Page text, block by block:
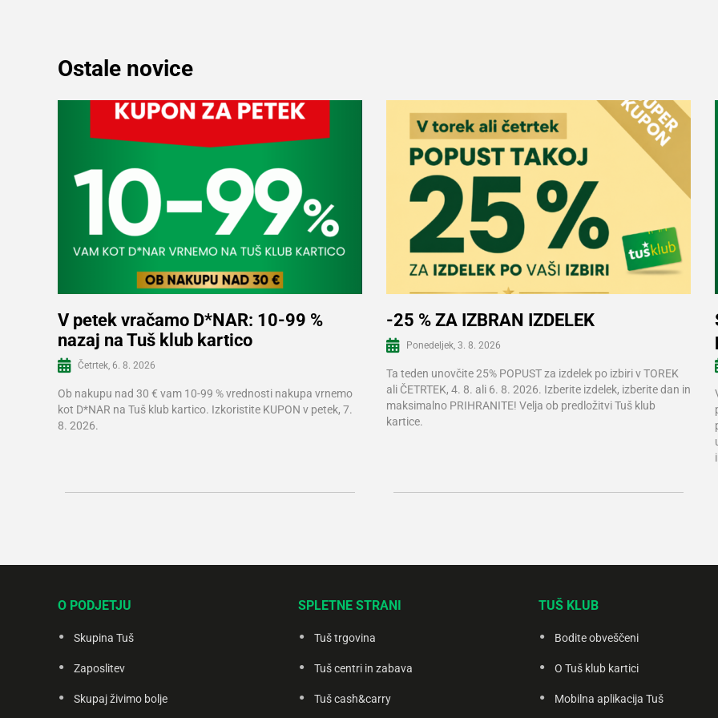
Ostale novice
Več informacij
V petek vračamo D*NAR: 10-99 %
nazaj na Tuš klub kartico
Četrtek, 6. 8. 2026
Ob nakupu nad 30 € vam 10-99 % vrednosti nakupa vrnemo
kot D*NAR na Tuš klub kartico. Izkoristite KUPON v petek, 7.
8. 2026.
-25 % ZA IZBRAN IZDELEK
Ponedeljek, 3. 8. 2026
Ta teden unovčite 25% POPUST za izdelek po izbiri v TOREK
ali ČETRTEK, 4. 8. ali 6. 8. 2026. Izberite izdelek, izberite dan in
maksimalno PRIHRANITE! Velja ob predložitvi Tuš klub
kartice.
O PODJETJU
Skupina Tuš
Zaposlitev
Skupaj živimo bolje
SPLETNE STRANI
Tuš trgovina
Tuš centri in zabava
Tuš cash&carry
TUŠ KLUB
Bodite obveščeni
O Tuš klub kartici
Mobilna aplikacija Tuš